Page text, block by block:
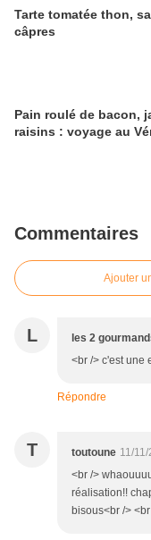
Tarte tomatée thon,
câpres
Pain roulé de bacon,
raisins : voyage au
Commentaires
Ajouter
L les 2
<br /> c'est une
Répondre
T toutoune 11/
<br />
réalisation!!
bisous<br />